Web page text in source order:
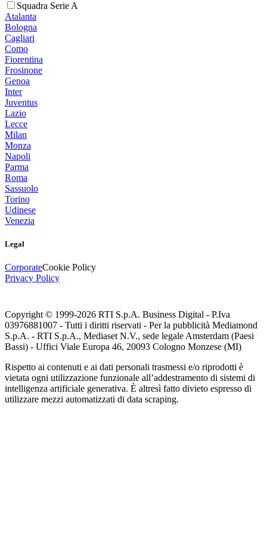
Squadra Serie A
Atalanta
Bologna
Cagliari
Como
Fiorentina
Frosinone
Genoa
Inter
Juventus
Lazio
Lecce
Milan
Monza
Napoli
Parma
Roma
Sassuolo
Torino
Udinese
Venezia
Legal
CorporateCookie Policy
Privacy Policy
Copyright © 1999-2026 RTI S.p.A. Business Digital - P.Iva
03976881007 - Tutti i diritti riservati - Per la pubblicità Mediamond
S.p.A. - RTI S.p.A., Mediaset N.V., sede legale Amsterdam (Paesi
Bassi) - Uffici Viale Europa 46, 20093 Cologno Monzese (MI)
Rispetto ai contenuti e ai dati personali trasmessi e/o riprodotti è
vietata ogni utilizzazione funzionale all’addestramento di sistemi di
intelligenza artificiale generativa. È altresì fatto divieto espresso di
utilizzare mezzi automatizzati di data scraping.